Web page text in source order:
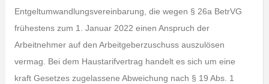
Entgeltumwandlungsvereinbarung, die wegen § 26a BetrVG
frühestens zum 1. Januar 2022 einen Anspruch der
Arbeitnehmer auf den Arbeitgeberzuschuss auszulösen
vermag. Bei dem Haustarifvertrag handelt es sich um eine
kraft Gesetzes zugelassene Abweichung nach § 19 Abs. 1